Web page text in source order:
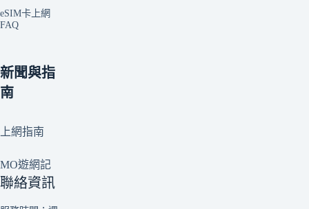
eSIM卡上網
FAQ
新聞與指
南
上網指南
MO遊網記
聯絡資訊